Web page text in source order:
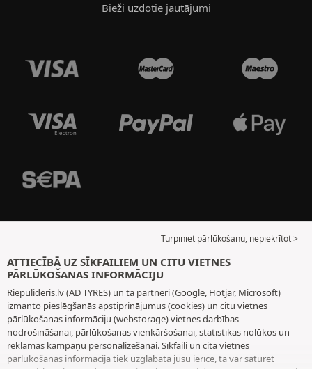
Bieži uzdotie jautājumi
Turpiniet pārlūkošanu, nepiekrītot >
ATTIECĪBĀ UZ SĪKFAILIEM UN CITU VIETNES
PĀRLŪKOŠANAS INFORMĀCIJU
Riepulideris.lv (AD TYRES) un tā partneri (Google, Hotjar, Microsoft)
izmanto pieslēgšanās apstiprinājumus (cookies) un citu vietnes
pārlūkošanas informāciju (webstorage) vietnes darbības
nodrošināšanai, pārlūkošanas vienkāršošanai, statistikas nolūkos un
reklāmas kampaņu personalizēšanai. Sīkfaili un cita vietnes
pārlūkošanas informācija tiek uzglabāta jūsu ierīcē, tā var saturēt